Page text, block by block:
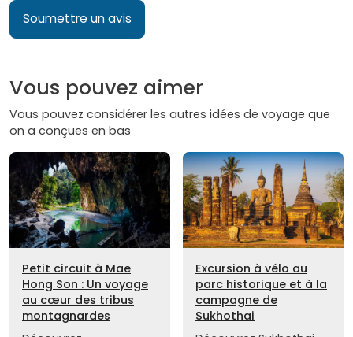
Soumettre un avis
Vous pouvez aimer
Vous pouvez considérer les autres idées de voyage que
on a conçues en bas
Petit circuit à Mae
Hong Son : Un voyage
au cœur des tribus
montagnardes
Excursion à vélo au
parc historique et à la
campagne de
Sukhothai